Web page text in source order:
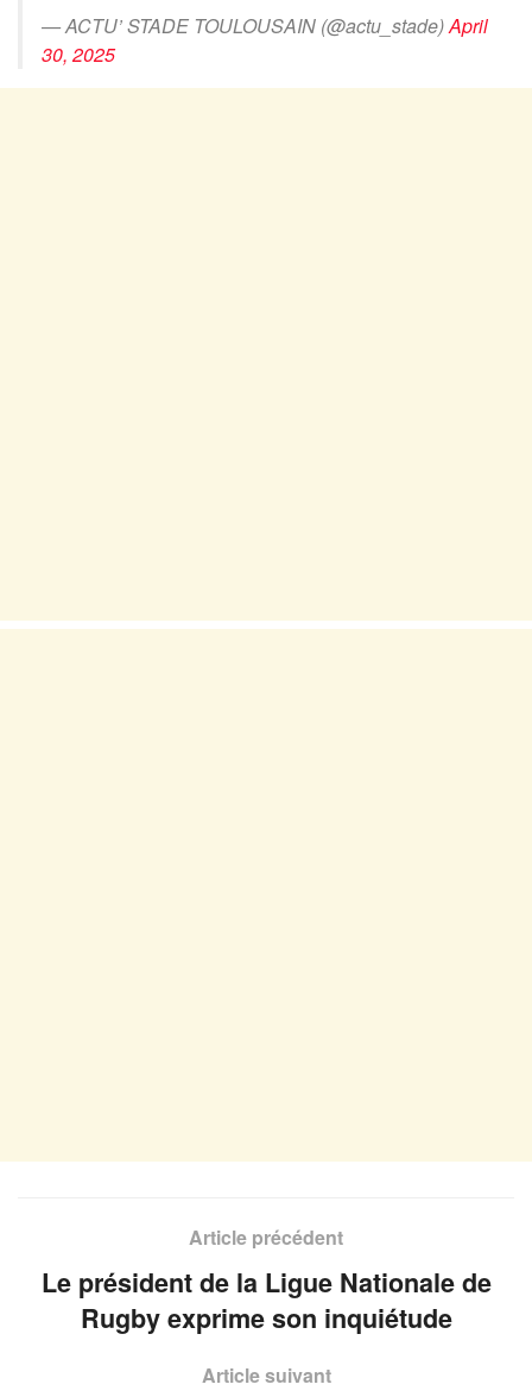
— ACTU’ STADE TOULOUSAIN (@actu_stade)April
30, 2025
Article précédent
Le président de la Ligue Nationale de
Rugby exprime son inquiétude
Article suivant